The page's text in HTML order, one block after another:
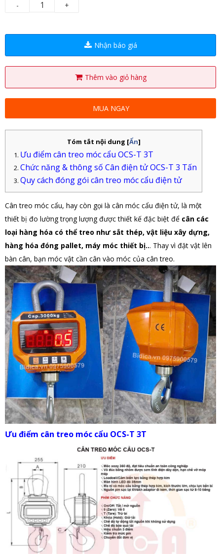
-
+
Nhận báo giá
Thêm vào giỏ hàng
MUA NGAY
Tóm tắt nội dung [Ẩn]
Ưu điểm cân treo móc cẩu OCS-T 3T
Chức năng & thông số Cân điện tử OCS-T 3 Tấn
Quy cách đóng gói cân treo móc cẩu điện tử
Cân treo móc cẩu, hay còn gọi là cân móc cẩu điện tử, là một
thiết bị đo lường trọng lượng được thiết kế đặc biệt để cân các
loại hàng hóa có thể treo như sắt thép, vật liệu xây dựng,
hàng hóa đóng pallet, máy móc thiết bị... Thay vì đặt vật lên
bàn cân, bạn móc vật cần cân vào móc của cân treo.
Ưu điểm cân treo móc cẩu OCS-T 3T